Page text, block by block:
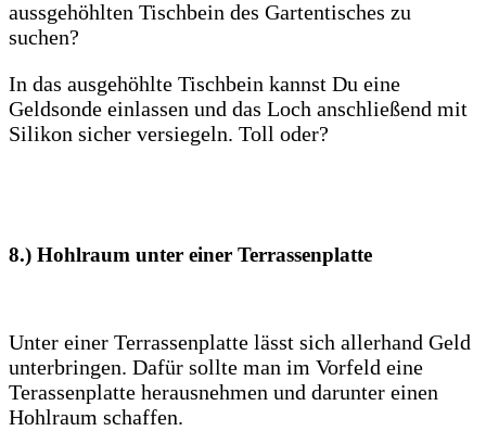
aussgehöhlten Tischbein des Gartentisches zu
suchen?
In das ausgehöhlte Tischbein kannst Du eine
Geldsonde einlassen und das Loch anschließend mit
Silikon sicher versiegeln. Toll oder?
8.) Hohlraum unter einer Terrassenplatte
Unter einer Terrassenplatte lässt sich allerhand Geld
unterbringen. Dafür sollte man im Vorfeld eine
Terassenplatte herausnehmen und darunter einen
Hohlraum schaffen.